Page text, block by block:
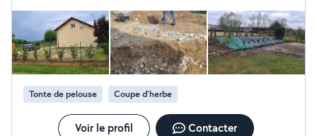
Tonte de pelouse Coupe d'herbe
Voir le profil Contacter